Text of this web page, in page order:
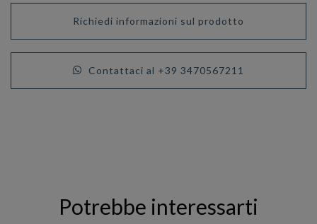
Richiedi informazioni sul prodotto
Contattaci al +39 3470567211
Potrebbe interessarti